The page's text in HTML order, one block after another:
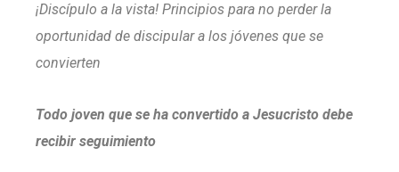
¡Discípulo a la vista! Principios para no perder la
oportunidad de discipular a los jóvenes que se
convierten
Todo joven que se ha convertido a Jesucristo debe
recibir seguimiento